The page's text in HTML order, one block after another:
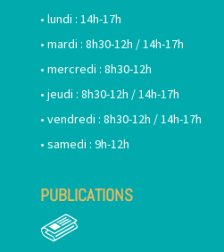
• lundi : 14h-17h
• mardi : 8h30-12h / 14h-17h
• mercredi : 8h30-12h
• jeudi : 8h30-12h / 14h-17h
• vendredi : 8h30-12h / 14h-17h
• samedi : 9h-12h
PUBLICATIONS